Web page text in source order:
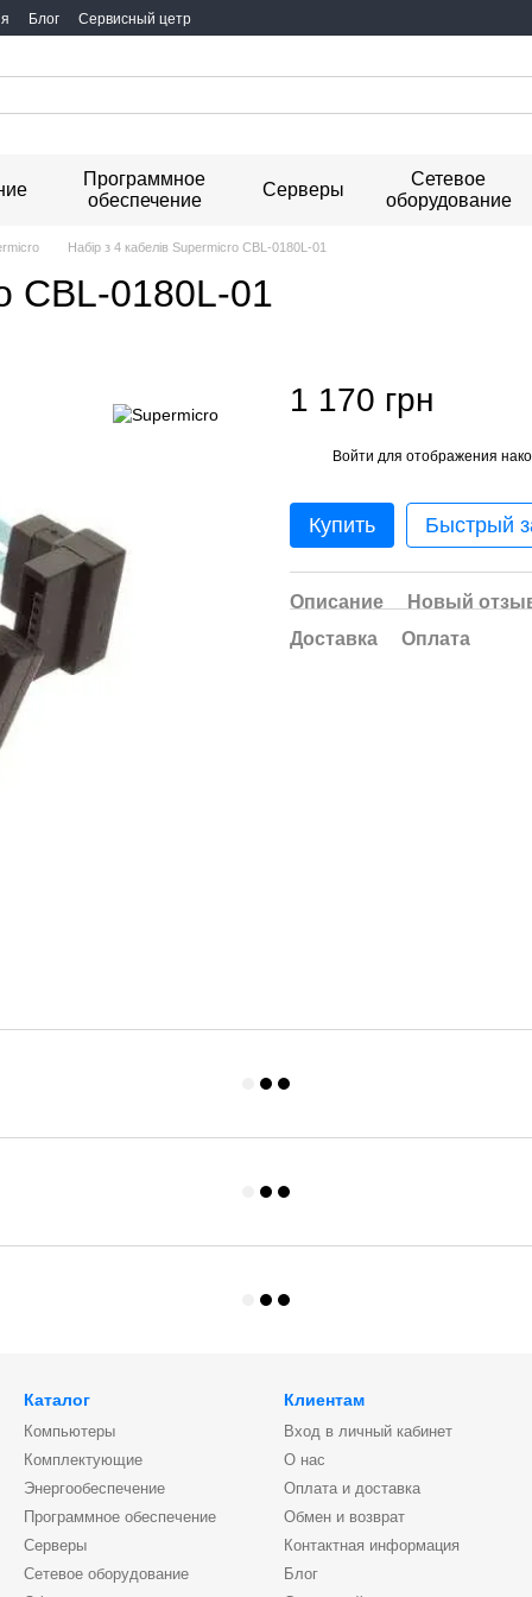
Блог Сервисный цетр
Программное
обеспечение
Серверы
Сетевое
оборудование
Набір з 4 кабелів Supermicro CBL-0180L-01
CBL-0180L-01
1 170 грн
Войти для отображения
Купить Быстрый
Описание
Новый
Доставка
Оплата
Каталог
Компьютеры
Комплектующие
Энергообеспечение
Программное обеспечение
Серверы
Сетевое оборудование
Клиентам
Вход в личный кабинет
О нас
Оплата и доставка
Обмен и возврат
Контактная информация
Блог